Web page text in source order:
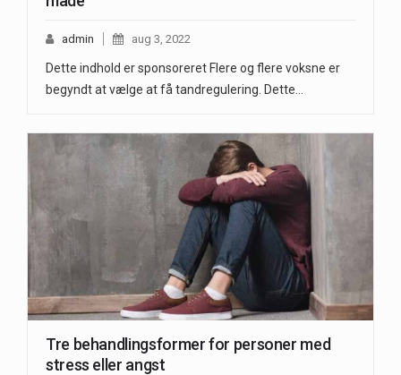
admin aug 3, 2022
Dette indhold er sponsoreret Flere og flere voksne er
begyndt at vælge at få tandregulering. Dette…
Tre behandlingsformer for personer med
stress eller angst